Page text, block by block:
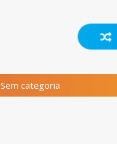
Sem categoria